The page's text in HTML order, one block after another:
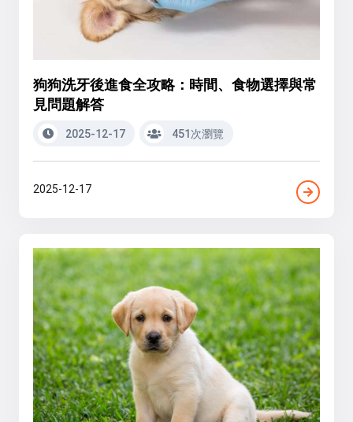
狗狗洗牙後進食全攻略：時間、食物選擇與常
見問題解答
2025-12-17 451次瀏覽
2025-12-17